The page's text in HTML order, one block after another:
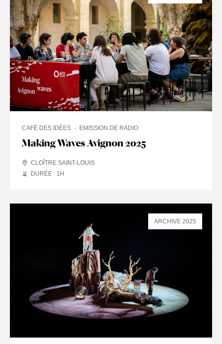
Making Waves Avignon 2025
CAFÉ DES IDÉES EMISSION DE RADIO
CLOÎTRE SAINT-LOUIS
DURÉE : 1 H
ARCHIVE 2025